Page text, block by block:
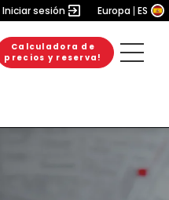
Iniciar sesión Europa ES
Calculadora de
precios y reserva!